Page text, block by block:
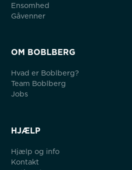
Ensomhed
Gåvenner
OM BOBLBERG
Hvad er Boblberg?
Team Boblberg
Jobs
HJÆLP
Hjælp og info
Kontakt